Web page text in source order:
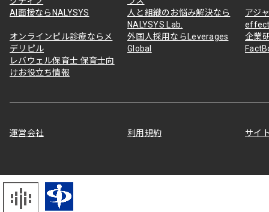
AI面接ならNALYSYS
人と組織のお悩み解決なら
NALYSYS Lab.
アジ
オンラインピル診療ならメ
デリピル
外国人採用ならLeverages
Global
企業
レバウェル保育士 保育士向
けお役立ち情報
運営会社 利用規約 サイ